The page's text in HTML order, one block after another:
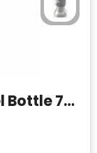
Dakota RCS Recycled Steel Bottle 750 ml